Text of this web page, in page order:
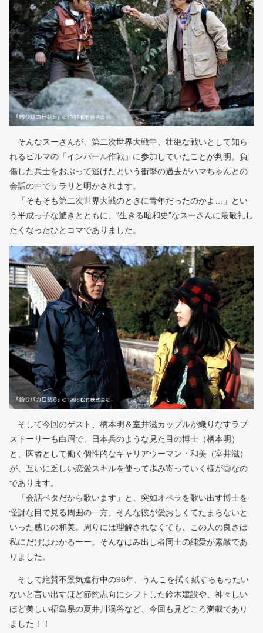
そんなスーさんが、第二次世界大戦中、壮絶な戦いとして知ら
れるビルマの「インパール作戦」に参加していたことが判明。負
傷した兵士をおぶって逃げたという衝撃の過去がハマちゃんとの
会話の中でサラリと明かされます。
「そもそも第二次世界大戦のときに青年だったのかよ…」とい
う平成っ子な驚きとともに、“生きる昭和史”なスーさんに最敬礼し
たくなったひとコマでありました。
そして今回のゲスト、柄本明＆室井滋カップルが織りなすラブ
ストーリーも白眉で、日本兵のような見た目の博士（柄本明）
と、医者として働く個性的なキャリアウーマン・和美（室井滋）
が、互いに乏しい恋愛スキルを使って歩み寄っていく様が◎なの
であります。
「会話ベタだから歌います」と、突如オペラを歌い出す博士を
怪訝な目で見る周囲の一方、そんな彼が愛おしくてたまらないと
いった感じの和美。周りには理解されなくても、この人の良さは
私にだけはわかるーー。そんなはみ出し者同士の純愛が素敵であ
りました。
そして絶賛不景気進行中の96年、うんこを拭く紙すらもったい
ないと言い出すほど節約志向にシフトした鈴木建設や、神々しい
ほど美しい福島県の夏井川渓谷など、今回も見どころ満載であり
ました！！